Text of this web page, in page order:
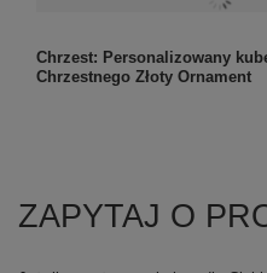
Chrzest: Personalizowany
Chrzestnego Złoty Ornament
ZAPYTAJ O